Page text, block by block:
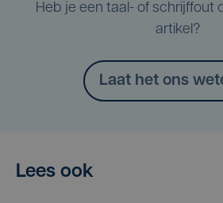
Heb je een taal- of schrijffout
artikel?
Laat het ons
Lees ook